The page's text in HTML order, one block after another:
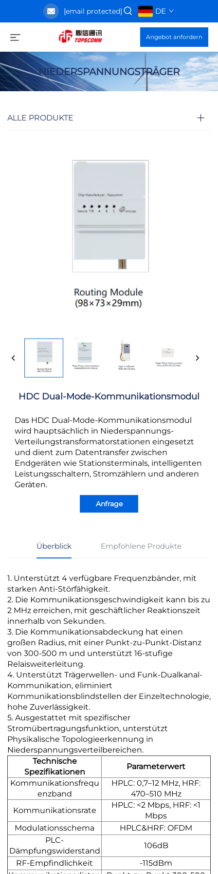
[email protected] DE
Angebot anfordern
NIEDERSPANNUNGSTRÄGER
ALLE PRODUKTE
HDC Dual-Mode-Kommunikationsmodul
Das HDC Dual-Mode-Kommunikationsmodul
wird hauptsächlich in Niederspannungs-
Verteilungstransformatorstationen eingesetzt
und dient zum Datentransfer zwischen
Endgeräten wie Stationsterminals, intelligenten
Leistungsschaltern, Stromzählern und anderen
Geräten.
Anfrage
Überblick Empfohlene Produkte
1. Unterstützt 4 verfügbare Frequenzbänder, mit
starken Anti-Störfähigkeit.
2. Die Kommunikationsgeschwindigkeit kann bis zu
2 MHz erreichen, mit geschäftlicher Reaktionszeit
innerhalb von Sekunden.
3. Die Kommunikationsabdeckung hat einen
großen Radius, mit einer Punkt-zu-Punkt-Distanz
von 300-500 m und unterstützt 16-stufige
Relaisweiterleitung.
4. Unterstützt Trägerwellen- und Funk-Dualkanal-
Kommunikation, eliminiert
Kommunikationsblindstellen der Einzeltechnologie,
hohe Zuverlässigkeit.
5. Ausgestattet mit spezifischer
Stromübertragungsfunktion, unterstützt
Physikalische Topologieerkennung in
Niederspannungsverteilbereichen.
Technische
Spezifikationen
Parameterwert
Kommunikationsfrequ
enzband
HPLC: 0,7–12 MHz, HRF:
470–510 MHz
Kommunikationsrate
HPLC: <2 Mbps, HRF: <1
Mbps
Modulationsschema
HPLC&HRF: OFDM
PLC-
Dämpfungswiderstand
106dB
RF-Empfindlichkeit
-115dBm